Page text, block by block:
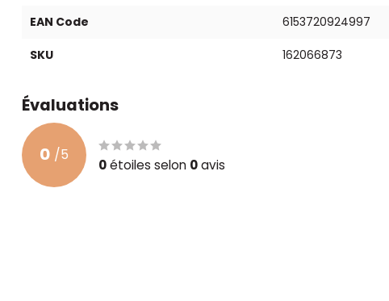
EAN Code 6153720924997
SKU 162066873
Évaluations
0 /5
0étoiles selon 0avis